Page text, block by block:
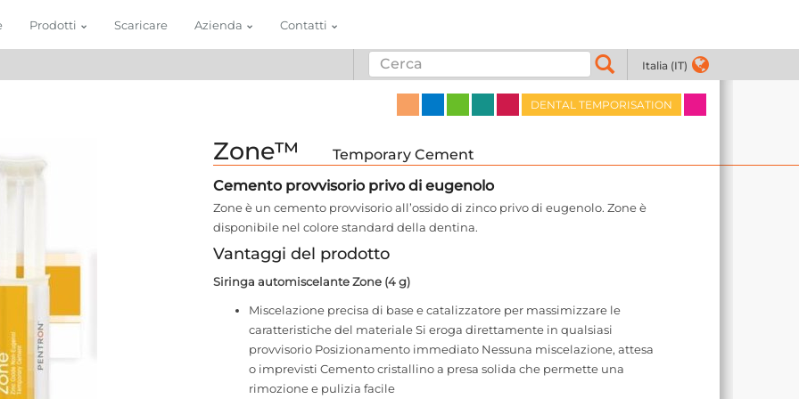
Prodotti Scaricare Azienda Contatti
Italia (IT)
DENTAL TEMPORISATION
Zone™
Temporary Cement
Cemento provvisorio privo di eugenolo
Zone è un cemento provvisorio all’ossido di zinco privo di eugenolo. Zone è
disponibile nel colore standard della dentina.
Vantaggi del prodotto
Siringa automiscelante Zone (4 g)
Miscelazione precisa di base e catalizzatore per massimizzare le
caratteristiche del materiale Si eroga direttamente in qualsiasi
provvisorio Posizionamento immediato Nessuna miscelazione, attesa
o imprevisti Cemento cristallino a presa solida che permette una
rimozione e pulizia facile